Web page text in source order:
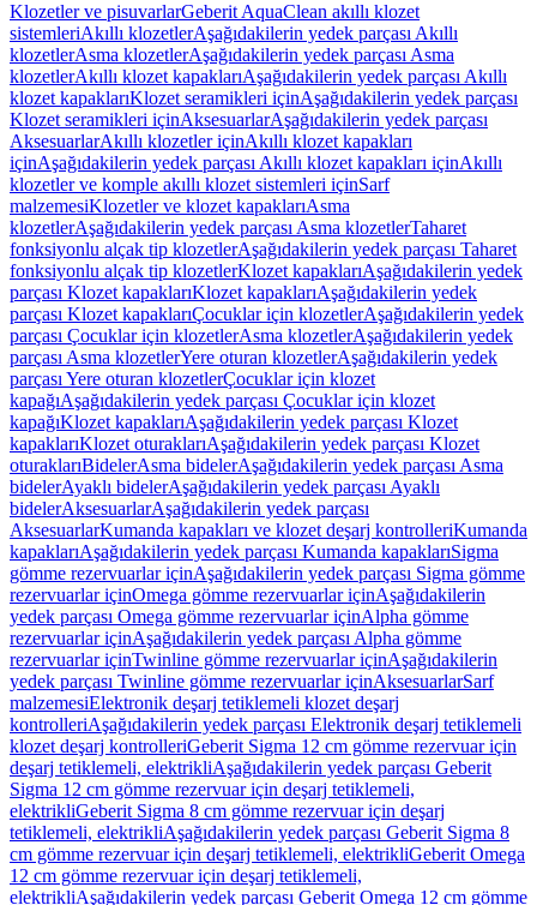
Klozetler ve pisuvarlarGeberit AquaClean akıllı klozet
sistemleriAkıllı klozetlerAşağıdakilerin yedek parçası Akıllı
klozetlerAsma klozetlerAşağıdakilerin yedek parçası Asma
klozetlerAkıllı klozet kapaklarıAşağıdakilerin yedek parçası Akıllı
klozet kapaklarıKlozet seramikleri içinAşağıdakilerin yedek parçası
Klozet seramikleri içinAksesuarlarAşağıdakilerin yedek parçası
AksesuarlarAkıllı klozetler içinAkıllı klozet kapakları
içinAşağıdakilerin yedek parçası Akıllı klozet kapakları içinAkıllı
klozetler ve komple akıllı klozet sistemleri içinSarf
malzemesiKlozetler ve klozet kapaklarıAsma
klozetlerAşağıdakilerin yedek parçası Asma klozetlerTaharet
fonksiyonlu alçak tip klozetlerAşağıdakilerin yedek parçası Taharet
fonksiyonlu alçak tip klozetlerKlozet kapaklarıAşağıdakilerin yedek
parçası Klozet kapaklarıKlozet kapaklarıAşağıdakilerin yedek
parçası Klozet kapaklarıÇocuklar için klozetlerAşağıdakilerin yedek
parçası Çocuklar için klozetlerAsma klozetlerAşağıdakilerin yedek
parçası Asma klozetlerYere oturan klozetlerAşağıdakilerin yedek
parçası Yere oturan klozetlerÇocuklar için klozet
kapağıAşağıdakilerin yedek parçası Çocuklar için klozet
kapağıKlozet kapaklarıAşağıdakilerin yedek parçası Klozet
kapaklarıKlozet oturaklarıAşağıdakilerin yedek parçası Klozet
oturaklarıBidelerAsma bidelerAşağıdakilerin yedek parçası Asma
bidelerAyaklı bidelerAşağıdakilerin yedek parçası Ayaklı
bidelerAksesuarlarAşağıdakilerin yedek parçası
AksesuarlarKumanda kapakları ve klozet deşarj kontrolleriKumanda
kapaklarıAşağıdakilerin yedek parçası Kumanda kapaklarıSigma
gömme rezervuarlar içinAşağıdakilerin yedek parçası Sigma gömme
rezervuarlar içinOmega gömme rezervuarlar içinAşağıdakilerin
yedek parçası Omega gömme rezervuarlar içinAlpha gömme
rezervuarlar içinAşağıdakilerin yedek parçası Alpha gömme
rezervuarlar içinTwinline gömme rezervuarlar içinAşağıdakilerin
yedek parçası Twinline gömme rezervuarlar içinAksesuarlarSarf
malzemesiElektronik deşarj tetiklemeli klozet deşarj
kontrolleriAşağıdakilerin yedek parçası Elektronik deşarj tetiklemeli
klozet deşarj kontrolleriGeberit Sigma 12 cm gömme rezervuar için
deşarj tetiklemeli, elektrikliAşağıdakilerin yedek parçası Geberit
Sigma 12 cm gömme rezervuar için deşarj tetiklemeli,
elektrikliGeberit Sigma 8 cm gömme rezervuar için deşarj
tetiklemeli, elektrikliAşağıdakilerin yedek parçası Geberit Sigma 8
cm gömme rezervuar için deşarj tetiklemeli, elektrikliGeberit Omega
12 cm gömme rezervuar için deşarj tetiklemeli,
elektrikliAşağıdakilerin yedek parçası Geberit Omega 12 cm gömme